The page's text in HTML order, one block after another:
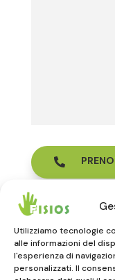
Utilizziamo tecnologie
alle informazioni del
l'esperienza di
personalizzati. Il


Largo
17015